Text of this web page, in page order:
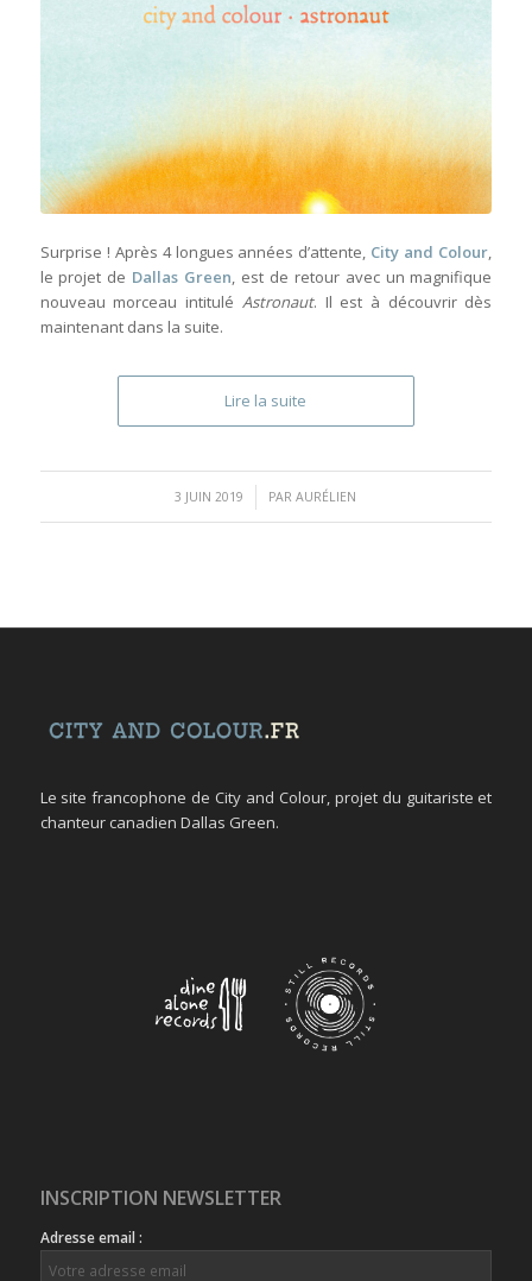
Surprise ! Après 4 longues années d’attente, City and Colour
le projet de Dallas Green , est de retour avec un magnifique
nouveau morceau intitulé Astronaut. Il est à découvrir dès
maintenant dans la suite.
Lire la suite
3 JUIN 2019
/ PARAURÉLIEN
Le site francophone de City and Colour, projet du guitariste et
chanteur canadien Dallas Green.
INSCRIPTION NEWSLETTER
Adresse email :